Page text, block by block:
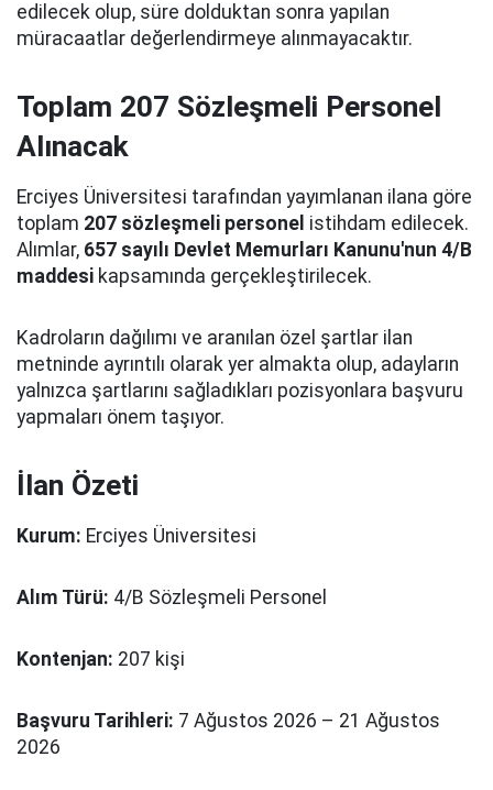
edilecek olup, süre dolduktan sonra yapılan
müracaatlar değerlendirmeye alınmayacaktır.
Toplam 207 Sözleşmeli Personel
Alınacak
Erciyes Üniversitesi tarafından yayımlanan ilana göre
toplam 207 sözleşmeli personel istihdam edilecek.
Alımlar, 657 sayılı Devlet Memurları Kanunu'nun 4/B
maddesi kapsamında gerçekleştirilecek.
Kadroların dağılımı ve aranılan özel şartlar ilan
metninde ayrıntılı olarak yer almakta olup, adayların
yalnızca şartlarını sağladıkları pozisyonlara başvuru
yapmaları önem taşıyor.
İlan Özeti
Kurum: Erciyes Üniversitesi
Alım Türü: 4/B Sözleşmeli Personel
Kontenjan: 207 kişi
Başvuru Tarihleri: 7 Ağustos 2026 – 21 Ağustos
2026